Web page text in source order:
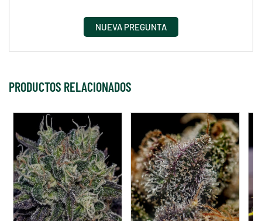
NUEVA PREGUNTA
PRODUCTOS RELACIONADOS